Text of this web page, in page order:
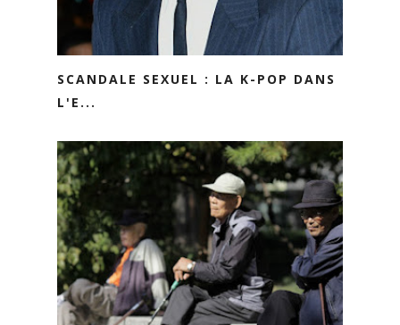
SCANDALE SEXUEL : LA K-POP DANS
L'E...